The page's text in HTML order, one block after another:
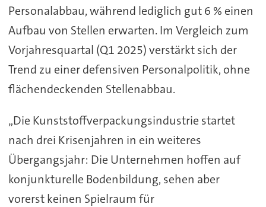
Personalabbau, während lediglich gut 6 % einen
Aufbau von Stellen erwarten. Im Vergleich zum
Vorjahresquartal (Q1 2025) verstärkt sich der
Trend zu einer defensiven Personalpolitik, ohne
flächendeckenden Stellenabbau.
„Die Kunststoffverpackungsindustrie startet
nach drei Krisenjahren in ein weiteres
Übergangsjahr: Die Unternehmen hoffen auf
konjunkturelle Bodenbildung, sehen aber
vorerst keinen Spielraum für